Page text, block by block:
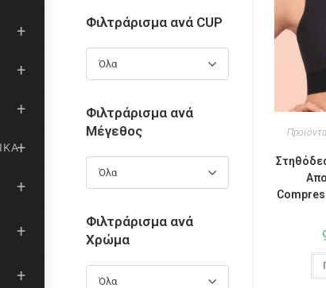
Φιλτράρισμα ανά CUP
Όλα
Φιλτράρισμα ανά
Μέγεθος
Όλα
Φιλτράρισμα ανά
Χρώμα
Όλα